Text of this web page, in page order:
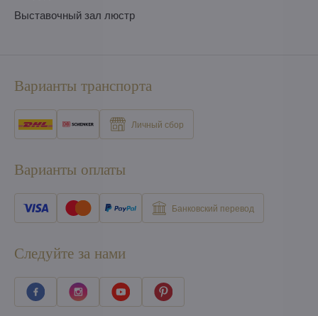
Выставочный зал люстр
Варианты транспорта
Личный сбор
Варианты оплаты
Банковский перевод
Следуйте за нами